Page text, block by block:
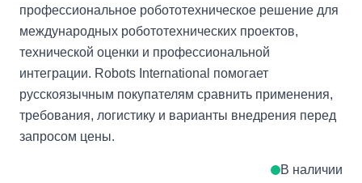
профессиональное робототехническое решение для
международных робототехнических проектов,
технической оценки и профессиональной
интеграции. Robots International помогает
русскоязычным покупателям сравнить применения,
требования, логистику и варианты внедрения перед
запросом цены.
В наличии